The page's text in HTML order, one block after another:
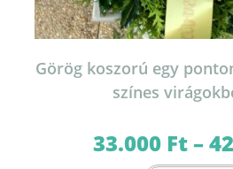
Görög koszorú egy
színes
33.000 Ft–